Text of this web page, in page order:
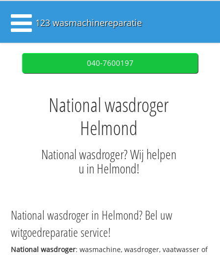
123 wasmachinereparatie
040-7600197
National wasdroger
Helmond
National wasdroger? Wij helpen
u in Helmond!
National wasdroger in Helmond? Bel uw
witgoedreparatie service!
National wasdroger: wasmachine, wasdroger, vaatwasser of